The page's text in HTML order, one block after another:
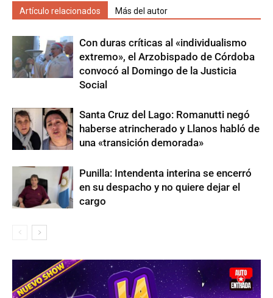
Artículo relacionados Más del autor
Con duras críticas al «individualismo
extremo», el Arzobispado de Córdoba
convocó al Domingo de la Justicia
Social
Santa Cruz del Lago: Romanutti negó
haberse atrincherado y Llanos habló de
una «transición demorada»
Punilla: Intendenta interina se encerró
en su despacho y no quiere dejar el
cargo